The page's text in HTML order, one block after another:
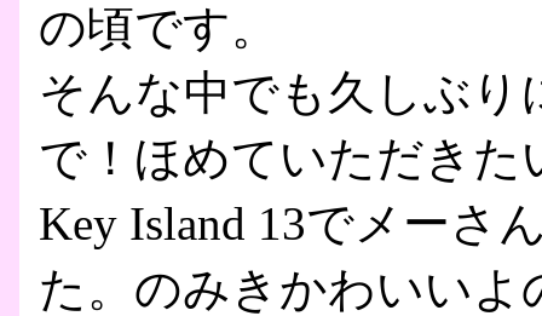
の頃です。
そんな中でも久しぶ
で！ほめていただきた
Key Island 13でメーさ
た。のみきかわいい